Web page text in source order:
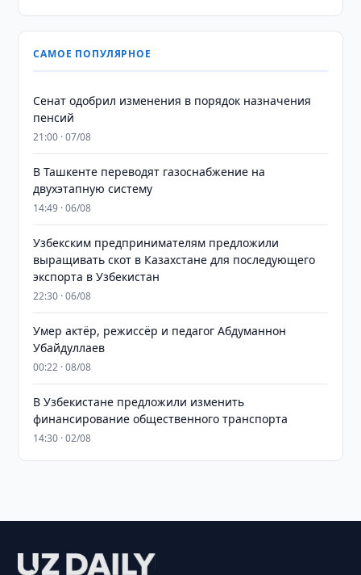
САМОЕ ПОПУЛЯРНОЕ
Сенат одобрил изменения в порядок назначения
пенсий
21:00 · 07/08
В Ташкенте переводят газоснабжение на
двухэтапную систему
14:49 · 06/08
Узбекским предпринимателям предложили
выращивать скот в Казахстане для последующего
экспорта в Узбекистан
22:30 · 06/08
Умер актёр, режиссёр и педагог Абдуманнон
Убайдуллаев
00:22 · 08/08
В Узбекистане предложили изменить
финансирование общественного транспорта
14:30 · 02/08